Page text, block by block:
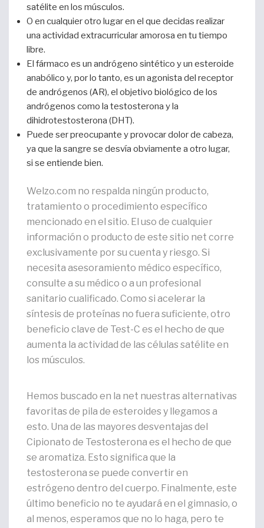
satélite en los músculos.
O en cualquier otro lugar en el que decidas realizar
una actividad extracurricular amorosa en tu tiempo
libre.
El fármaco es un andrógeno sintético y un esteroide
anabólico y, por lo tanto, es un agonista del receptor
de andrógenos (AR), el objetivo biológico de los
andrógenos como la testosterona y la
dihidrotestosterona (DHT).
Puede ser preocupante y provocar dolor de cabeza,
ya que la sangre se desvía obviamente a otro lugar,
si se entiende bien.
Welzo.com no respalda ningún producto,
tratamiento o procedimiento específico
mencionado en el sitio. El uso de cualquier
información o producto de este sitio net corre
exclusivamente por su cuenta y riesgo. Si
necesita asesoramiento médico específico,
consulte a su médico o a un profesional
sanitario cualificado. Como si acelerar la
síntesis de proteínas no fuera suficiente, otro
beneficio clave de Test-C es el hecho de que
aumenta la actividad de las células satélite en
los músculos.
Hemos buscado en la net nuestras alternativas
favoritas de pila de esteroides y llegamos a
esto. Una de las mayores desventajas del
Cipionato de Testosterona es el hecho de que
se aromatiza. Esto significa que la
testosterona se puede convertir en
estrógeno dentro del cuerpo. Finalmente, este
último beneficio no te ayudará en el gimnasio, o
al menos, esperamos que no lo haga, pero te